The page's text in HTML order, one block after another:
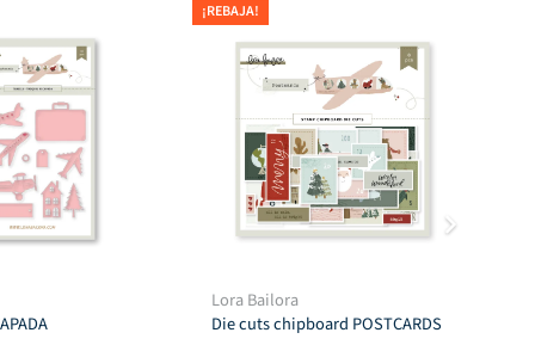
¡REBAJA!
Lora Bailora
Die cuts chipboard POSTCARDS